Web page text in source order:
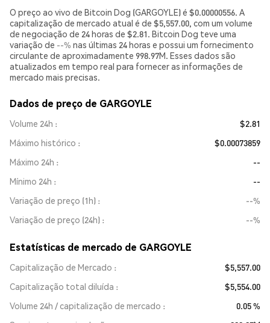
O preço ao vivo de Bitcoin Dog (GARGOYLE) é $0.00000556. A
capitalização de mercado atual é de $5,557.00, com um volume
de negociação de 24 horas de $2.81. Bitcoin Dog teve uma
variação de --% nas últimas 24 horas e possui um fornecimento
circulante de aproximadamente 998.97M. Esses dados são
atualizados em tempo real para fornecer as informações de
mercado mais precisas.
Dados de preço de GARGOYLE
Volume 24h
$2.81
Máximo histórico
$0.00073859
Máximo 24h
--
Mínimo 24h
--
Variação de preço (1h)
--%
Variação de preço (24h)
--%
Estatísticas de mercado de GARGOYLE
Capitalização de Mercado
$5,557.00
Capitalização total diluída
$5,554.00
Volume 24h / capitalização de mercado
0.05 %